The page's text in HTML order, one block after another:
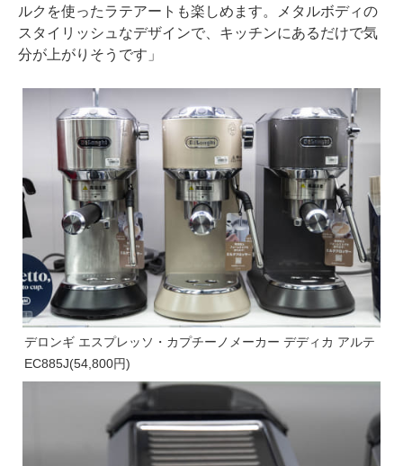
ルクを使ったラテアートも楽しめます。メタルボディの
スタイリッシュなデザインで、キッチンにあるだけで気
分が上がりそうです」
デロンギ エスプレッソ・カプチーノメーカー デディカ アルテ
EC885J(54,800円)